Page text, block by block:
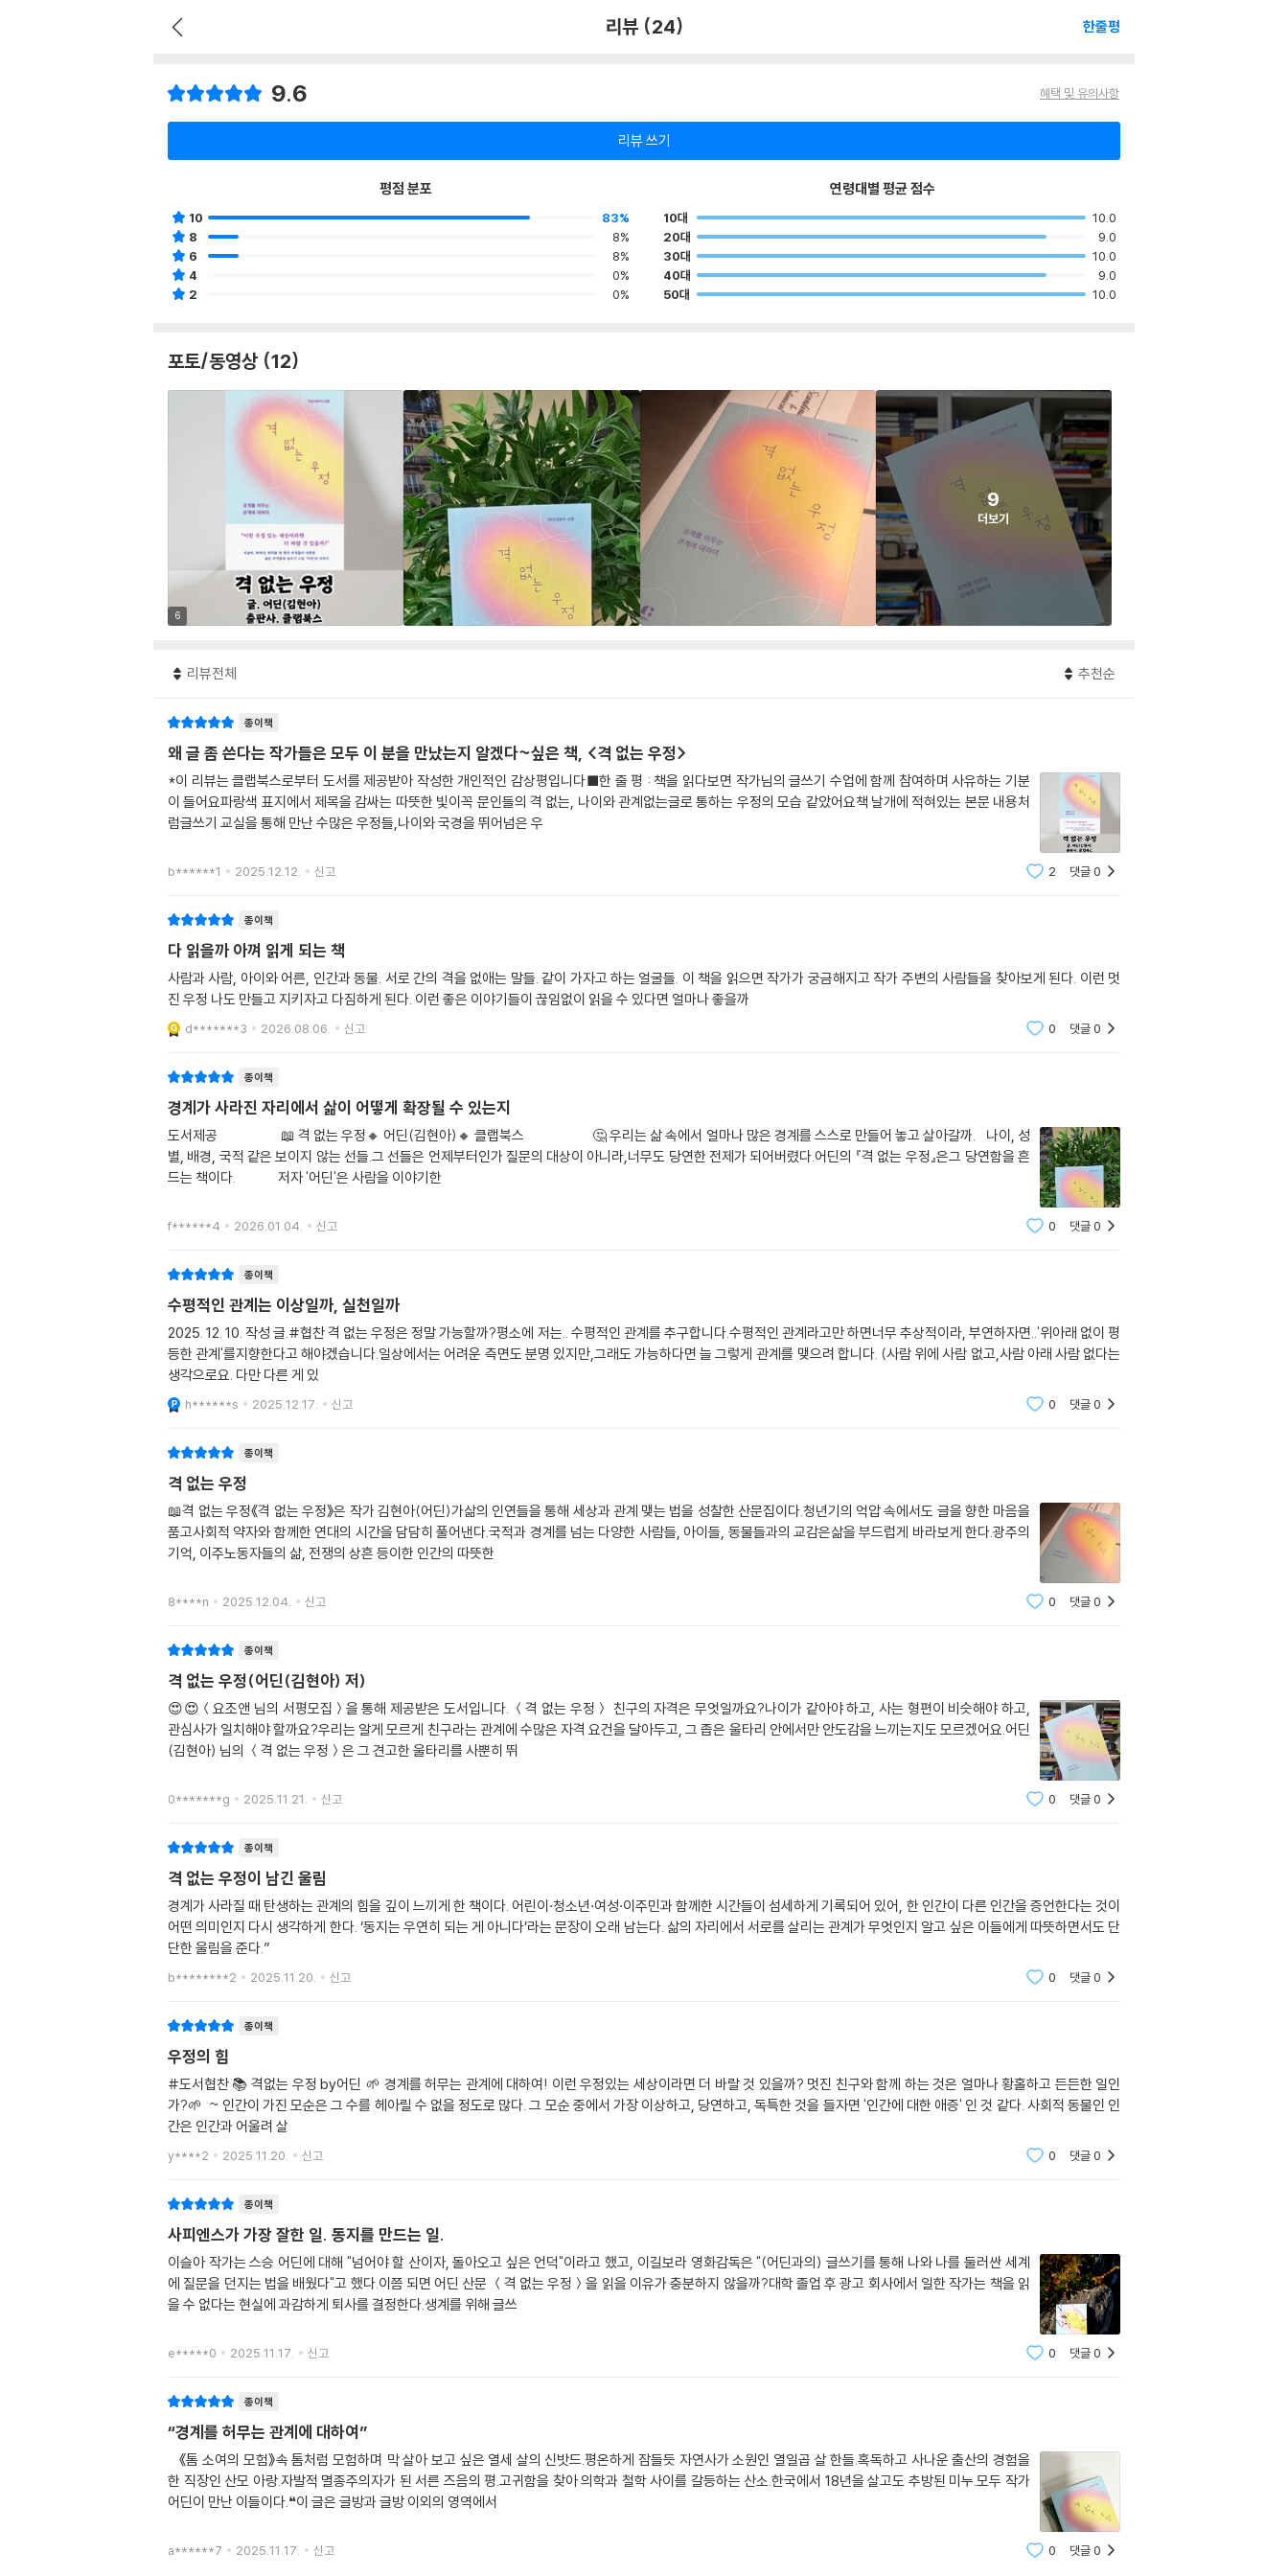
리뷰 (24) 한줄평
9.6 혜택 및 유의사항
리뷰 쓰기
평점 분포
10
83%
8
8%
6
8%
4
0%
2
0%
연령대별 평균 점수
10대
10.0
20대
9.0
30대
10.0
40대
9.0
50대
10.0
포토/동영상 (12)
6
9
더보기
리뷰전체 추천순
종이책
왜 글 좀 쓴다는 작가들은 모두 이 분을 만났는지 알겠다~싶은 책, <격 없는 우정>
*이 리뷰는 클랩북스로부터 도서를 제공받아 작성한 개인적인 감상평입니다■한 줄 평 : 책을 읽다보면 작가님의 글쓰기 수업에 함께 참여하며 사유하는 기분
이 들어요파랑색 표지에서 제목을 감싸는 따뜻한 빛이꼭 문인들의 격 없는, 나이와 관계없는글로 통하는 우정의 모습 같았어요책 날개에 적혀있는 본문 내용처
럼글쓰기 교실을 통해 만난 수많은 우정들,나이와 국경을 뛰어넘은 우
b******1 2025.12.12. 신고 2 댓글0
종이책
다 읽을까 아껴 읽게 되는 책
사람과 사람, 아이와 어른, 인간과 동물. 서로 간의 격을 없애는 말들. 같이 가자고 하는 얼굴들. 이 책을 읽으면 작가가 궁금해지고 작가 주변의 사람들을 찾아보게 된다. 이런 멋
진 우정 나도 만들고 지키자고 다짐하게 된다. 이런 좋은 이야기들이 끊임없이 읽을 수 있다면 얼마나 좋을까
d*******3 2026.08.06. 신고 0 댓글0
종이책
경계가 사라진 자리에서 삶이 어떻게 확장될 수 있는지
도서제공⠀⠀⠀⠀⠀⠀📖 격 없는 우정🔸 어딘(김현아)🔸 클랩북스 ⠀⠀⠀⠀⠀⠀🤔 우리는 삶 속에서 얼마나 많은 경계를 스스로 만들어 놓고 살아갈까.⠀나이, 성
별, 배경, 국적 같은 보이지 않는 선들.그 선들은 언제부터인가 질문의 대상이 아니라,너무도 당연한 전제가 되어버렸다.어딘의 『격 없는 우정』은그 당연함을 흔
드는 책이다.⠀⠀⠀⠀저자 '어딘'은 사람을 이야기한
f******4 2026.01.04. 신고 0 댓글0
종이책
수평적인 관계는 이상일까, 실천일까
2025. 12. 10. 작성 글.#협찬 격 없는 우정은 정말 가능할까?평소에 저는.. 수평적인 관계를 추구합니다.수평적인 관계라고만 하면너무 추상적이라, 부연하자면..'위아래 없이 평
등한 관계'를지향한다고 해야겠습니다.일상에서는 어려운 측면도 분명 있지만,그래도 가능하다면 늘 그렇게 관계를 맺으려 합니다. (사람 위에 사람 없고,사람 아래 사람 없다는
생각으로요. 다만 다른 게 있
h******s 2025.12.17. 신고 0 댓글0
종이책
격 없는 우정
📖격 없는 우정《격 없는 우정》은 작가 김현아(어딘)가삶의 인연들을 통해 세상과 관계 맺는 법을 성찰한 산문집이다.청년기의 억압 속에서도 글을 향한 마음을
품고사회적 약자와 함께한 연대의 시간을 담담히 풀어낸다.국적과 경계를 넘는 다양한 사람들, 아이들, 동물들과의 교감은삶을 부드럽게 바라보게 한다.광주의
기억, 이주노동자들의 삶, 전쟁의 상흔 등이한 인간의 따뜻한
8****n 2025.12.04. 신고 0 댓글0
종이책
격 없는 우정(어딘(김현아) 저)
😍😍＜요조앤 님의 서평모집＞을 통해 제공받은 도서입니다. ＜격 없는 우정＞ 친구의 자격은 무엇일까요?나이가 같아야 하고, 사는 형편이 비슷해야 하고,
관심사가 일치해야 할까요?우리는 알게 모르게 친구라는 관계에 수많은 자격 요건을 달아두고, 그 좁은 울타리 안에서만 안도감을 느끼는지도 모르겠어요.어딘
(김현아) 님의 ＜격 없는 우정＞은 그 견고한 울타리를 사뿐히 뛰
0*******g 2025.11.21. 신고 0 댓글0
종이책
격 없는 우정이 남긴 울림
경계가 사라질 때 탄생하는 관계의 힘을 깊이 느끼게 한 책이다. 어린이·청소년·여성·이주민과 함께한 시간들이 섬세하게 기록되어 있어, 한 인간이 다른 인간을 증언한다는 것이
어떤 의미인지 다시 생각하게 한다. ‘동지는 우연히 되는 게 아니다’라는 문장이 오래 남는다. 삶의 자리에서 서로를 살리는 관계가 무엇인지 알고 싶은 이들에게 따뜻하면서도 단
단한 울림을 준다.”
b********2 2025.11.20. 신고 0 댓글0
종이책
우정의 힘
#도서협찬 📚 격없는 우정 by어딘 🌱 경계를 허무는 관계에 대하여! 이런 우정있는 세상이라면 더 바랄 것 있을까? 멋진 친구와 함께 하는 것은 얼마나 황홀하고 든든한 일인
가?🌱 ~ 인간이 가진 모순은 그 수를 헤아릴 수 없을 정도로 많다. 그 모순 중에서 가장 이상하고, 당연하고, 독특한 것을 들자면 '인간에 대한 애증' 인 것 같다. 사회적 동물인 인
간은 인간과 어울려 살
y****2 2025.11.20. 신고 0 댓글0
종이책
사피엔스가 가장 잘한 일. 동지를 만드는 일.
이슬아 작가는 스승 어딘에 대해 "넘어야 할 산이자, 돌아오고 싶은 언덕"이라고 했고, 이길보라 영화감독은 "(어딘과의) 글쓰기를 통해 나와 나를 둘러싼 세계
에 질문을 던지는 법을 배웠다"고 했다.이쯤 되면 어딘 산문 ＜격 없는 우정＞을 읽을 이유가 충분하지 않을까?대학 졸업 후 광고 회사에서 일한 작가는 책을 읽
을 수 없다는 현실에 과감하게 퇴사를 결정한다.생계를 위해 글쓰
e*****0 2025.11.17. 신고 0 댓글0
종이책
“경계를 허무는 관계에 대하여”
⠀《톰 소여의 모험》속 톰처럼 모험하며 막 살아 보고 싶은 열세 살의 신밧드.평온하게 잠들듯 자연사가 소원인 열일곱 살 한들.혹독하고 사나운 출산의 경험을
한 직장인 산모 아랑.자발적 멸종주의자가 된 서른 즈음의 평.고귀함을 찾아 의학과 철학 사이를 갈등하는 산소.한국에서 18년을 살고도 추방된 미누.모두 작가
어딘이 만난 이들이다.❝이 글은 글방과 글방 이외의 영역에서
a******7 2025.11.17. 신고 0 댓글0